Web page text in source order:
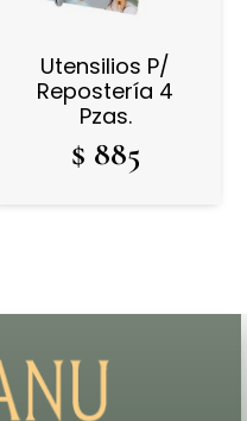
Utensilios P/
Repostería 4
Pzas.
$ 885